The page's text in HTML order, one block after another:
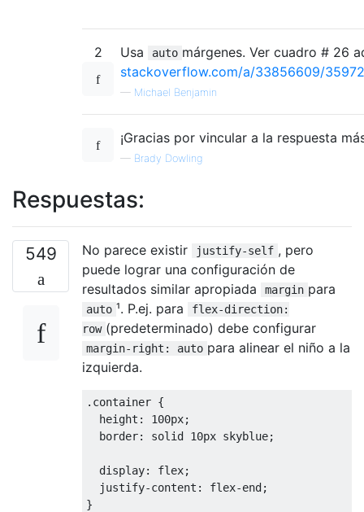
2 Usa auto márgenes. Ver cuadro # 26
stackoverflow.com/a/33856609/
— Michael Benjamin
¡Gracias por vincular a la respuesta
— Brady Dowling
Respuestas:
549 No parece existir justify-self , pero
puede lograr una configuración de
resultados similar apropiada
margin para
auto ¹. P.ej. para
flex-direction:
row (predeterminado) debe configurar
margin-right: auto para alinear el niño a la
izquierda.
. container {
height : 100px;
border: solid 10px skyblue;
display: flex;
justify-content : flex-end;
}